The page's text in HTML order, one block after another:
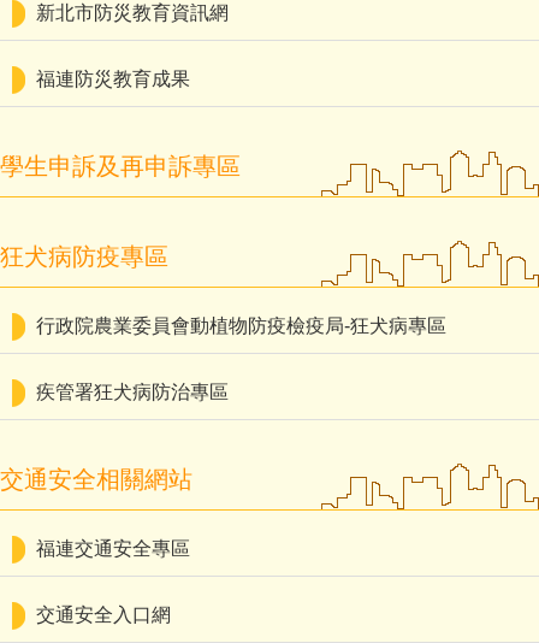
新北市防災教育資訊網
福連防災教育成果
學生申訴及再申訴專區
狂犬病防疫專區
行政院農業委員會動植物防疫檢疫局-狂犬病專區
疾管署狂犬病防治專區
交通安全相關網站
福連交通安全專區
交通安全入口網